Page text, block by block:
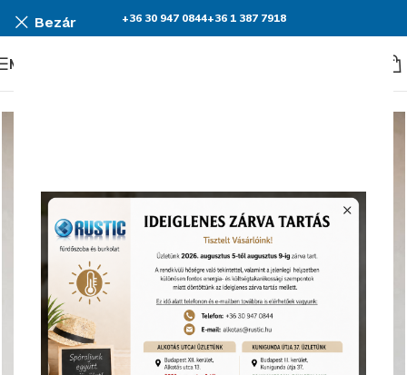
Bezár +36 30 947 0844+36 1 387 7918
Menü